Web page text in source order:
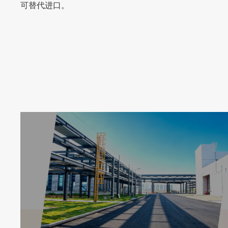
可替代进口。